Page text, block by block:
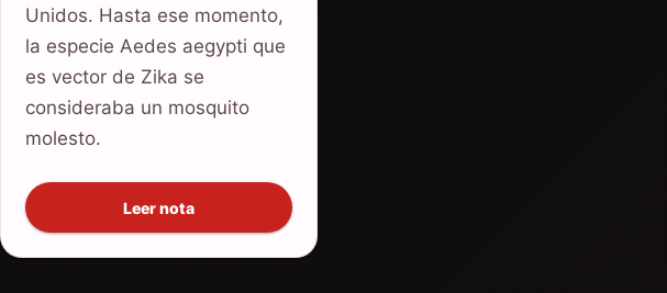
Unidos. Hasta ese momento,
la especie Aedes aegypti que
es vector de Zika se
consideraba un mosquito
molesto.
Leer nota